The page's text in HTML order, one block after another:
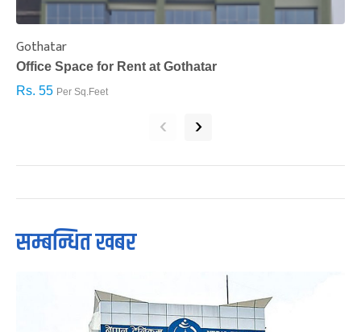
Gothatar
Office Space for Rent at Gothatar
Rs. 55 Per Sq.Feet
‹ ›
सम्बन्धित खबर